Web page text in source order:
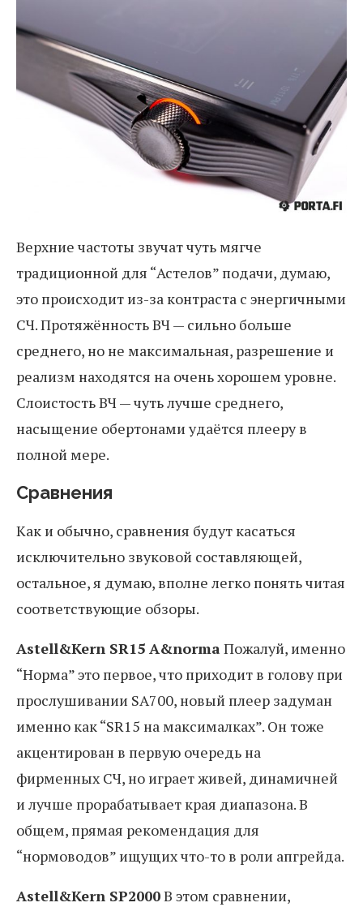
Верхние частоты звучат чуть мягче
традиционной для “Астелов” подачи, думаю,
это происходит из-за контраста с энергичными
СЧ. Протяжённость ВЧ — сильно больше
среднего, но не максимальная, разрешение и
реализм находятся на очень хорошем уровне.
Слоистость ВЧ — чуть лучше среднего,
насыщение обертонами удаётся плееру в
полной мере.
Сравнения
Как и обычно, сравнения будут касаться
исключительно звуковой составляющей,
остальное, я думаю, вполне легко понять читая
соответствующие обзоры.
Astell&Kern SR15 A&norma Пожалуй, именно
“Норма” это первое, что приходит в голову при
прослушивании SA700, новый плеер задуман
именно как “SR15 на максималках”. Он тоже
акцентирован в первую очередь на
фирменных СЧ, но играет живей, динамичней
и лучше прорабатывает края диапазона. В
общем, прямая рекомендация для
“нормоводов” ищущих что-то в роли апгрейда.
Astell&Kern SP2000В этом сравнении,